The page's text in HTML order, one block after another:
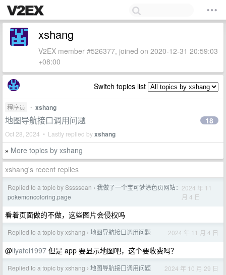
xshang
V2EX member #526377, joined on 2020-12-31 20:59:03
+08:00
Switch topics list
程序员 • xshang
地图导航接口调用问题
Oct 28, 2024 • Lastly replied byxshang
18
» More topics by xshang
xshang's recent replies
Replied to a topic by Sssssean › 我做了一个宝可梦涂色页网站：
pokemoncoloring.page
2024 年 11
月 4 日
看着页面做的不做，这些图片会侵权吗
Replied to a topic by xshang › 地图导航接口调用问题 2024 年 11 月 4 日
@liyafei1997 但是 app 要显示地图吧，这个要收费吗？
Replied to a topic by xshang › 地图导航接口调用问题 2024 年 10 月 29 日